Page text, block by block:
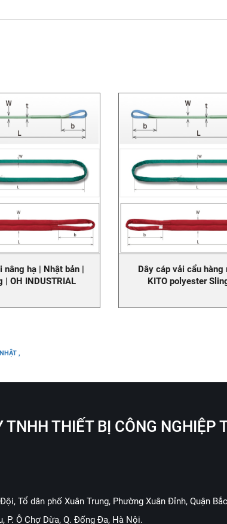
nâng hạ | Nhật bản |
| OH INDUSTRIAL
Dây cáp vải cẩu hàng
KITO polyester
,
TNHH THIẾT BỊ CÔNG NGHIỆP
Tổ dân phố Xuân Trung, Phường Xuân Đỉnh, Quận
P. Ô Chợ Dừa, Q. Đống Đa, Hà Nội.